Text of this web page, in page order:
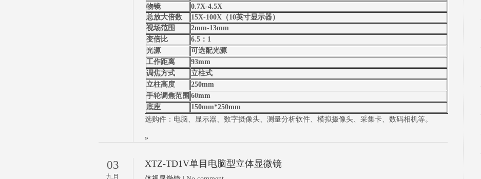
物镜
0.7X-4.5X
总放大倍数
15X-100X（10英寸显示器）
视场范围
2mm-13mm
变倍比
6.5：1
光源
可选配光源
工作距离
93mm
调焦方式
立柱式
立柱高度
250mm
手轮调焦范围 60mm
底座
150mm*250mm
选购件：电脑、显示器、数字摄像头、测量分析软件、模拟摄像头、采集卡、数码相机等。
»
03
九月
XTZ-TD1V单目电脑型立体显微镜